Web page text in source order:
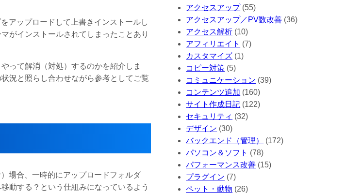
アップロードして上書きインストールし
がインストールされてしまったことあり
って解消（対処）するのかを紹介しま
況と照らし合わせながら参考としてご覧
場合、一時的にアップロードフォルダ
動する？という仕組みになっているよう
アクセスアップ(55)
アクセスアップ／PV数改善 (36)
アクセス解析 (10)
アフィリエイト (7)
カスタマイズ (1)
コピー対策 (5)
コミュニケーション (39)
コンテンツ追加 (160)
サイト作成日記 (122)
セキュリティ (32)
デザイン (30)
バックエンド（管理）
(172)
パソコン＆ソフト (78)
パフォーマンス改善 (15)
プラグイン (7)
ペット・動物 (26)